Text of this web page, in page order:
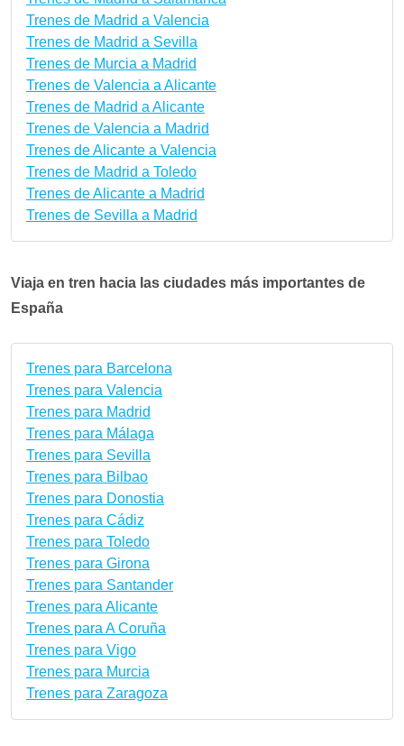
Trenes de Madrid a Valencia
Trenes de Madrid a Sevilla
Trenes de Murcia a Madrid
Trenes de Valencia a Alicante
Trenes de Madrid a Alicante
Trenes de Valencia a Madrid
Trenes de Alicante a Valencia
Trenes de Madrid a Toledo
Trenes de Alicante a Madrid
Trenes de Sevilla a Madrid
Viaja en tren hacia las ciudades más importantes de
España
Trenes para Barcelona
Trenes para Valencia
Trenes para Madrid
Trenes para Málaga
Trenes para Sevilla
Trenes para Bilbao
Trenes para Donostia
Trenes para Cádiz
Trenes para Toledo
Trenes para Girona
Trenes para Santander
Trenes para Alicante
Trenes para A Coruña
Trenes para Vigo
Trenes para Murcia
Trenes para Zaragoza